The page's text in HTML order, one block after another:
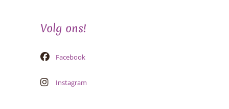
Volg ons!
Facebook
Instagram